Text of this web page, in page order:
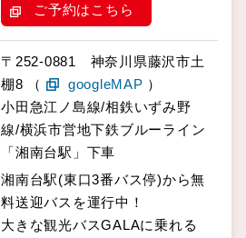
ご予約はこちら
〒252-0881 神奈川県藤沢市土
棚8 （
googleMAP ）
小田急江ノ島線/相鉄いずみ野
線/横浜市営地下鉄ブルーライン
「湘南台駅」下車
湘南台駅(東口3番バス停)から無
料送迎バスを運行中！
大きな観光バスGALAに乗れる